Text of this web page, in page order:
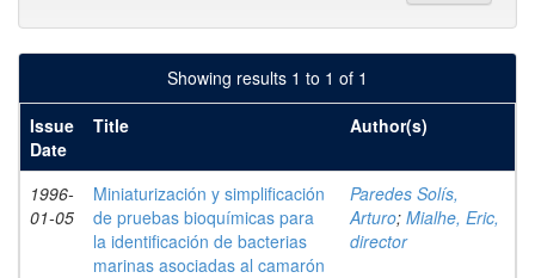
Showing results 1 to 1 of 1
Issue
Date
Title Author(s)
1996-
01-05
Miniaturización y simplificación
de pruebas bioquímicas para
la identificación de bacterias
marinas asociadas al camarón
Paredes Solís,
Arturo; Mialhe, Eric,
director